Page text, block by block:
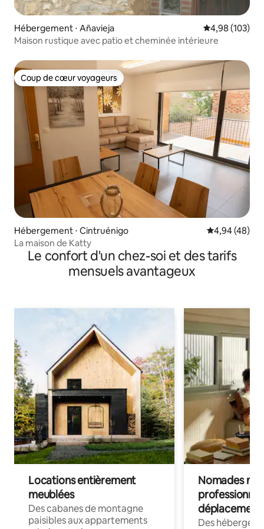
Hébergement ⋅ Añavieja Évaluation
4,98 (103)
Maison rustique avec patio et cheminée intérieure
Coup de cœur voyageurs
Coup de cœur voyageurs
Hébergement ⋅ Cintruénigo Évaluation
4,94 (48)
La maison de Katty
Le confort d'un chez-soi et des tarifs
mensuels avantageux
Locations entièrement
meublées
Des cabanes de montagne
paisibles aux appartements
Nomades
déplacement
Des